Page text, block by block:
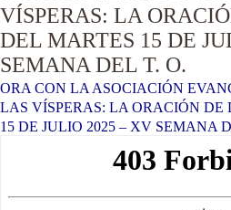
VÍSPERAS: LA
DEL MARTES 15 DE
SEMANA DEL T. O.
ORA CON LA ASOCIACIÓN
LAS VÍSPERAS: LA ORACIÓN DE
15 DE JULIO 2025 – XV SEMANA